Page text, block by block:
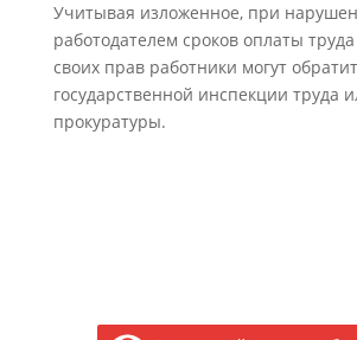
Учитывая изложенное, при
работодателем сроков оплаты
своих прав работники могут
государственной инспекции труда
прокуратуры.